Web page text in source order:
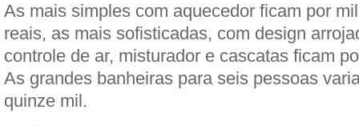
As mais simples com aquecedor ficam por
reais, as mais sofisticadas, com design
controle de ar, misturador e cascatas ficam
As grandes banheiras para seis pessoas
quinze mil.